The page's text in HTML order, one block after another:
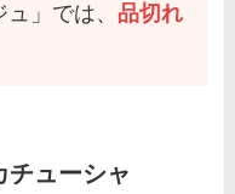
」では、 品切れ
チューシャ